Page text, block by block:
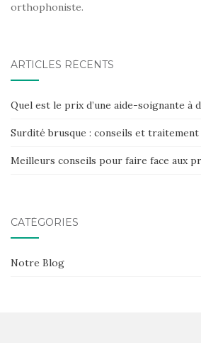
orthophoniste.
ARTICLES RÉCENTS
Quel est le prix d’une aide-soignante à
Surdité brusque : conseils et traitement
Meilleurs conseils pour faire face aux
CATÉGORIES
Notre Blog